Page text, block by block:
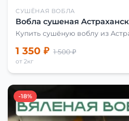
СУШЁНАЯ ВОБЛА
Вобла сушеная
Купить сушёную воблу из
1 350 ₽ 1 500 ₽
от 2кг
-18%